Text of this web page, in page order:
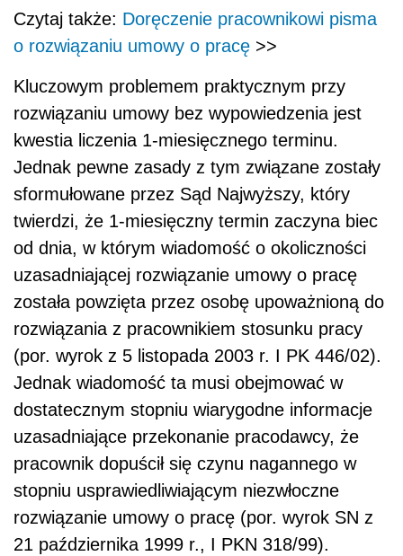
Czytaj także: Doręczenie pracownikowi pisma
o rozwiązaniu umowy o pracę >>
Kluczowym problemem praktycznym przy
rozwiązaniu umowy bez wypowiedzenia jest
kwestia liczenia 1-miesięcznego terminu.
Jednak pewne zasady z tym związane zostały
sformułowane przez Sąd Najwyższy, który
twierdzi, że 1-miesięczny termin zaczyna biec
od dnia, w którym wiadomość o okoliczności
uzasadniającej rozwiązanie umowy o pracę
została powzięta przez osobę upoważnioną do
rozwiązania z pracownikiem stosunku pracy
(por. wyrok z 5 listopada 2003 r. I PK 446/02).
Jednak wiadomość ta musi obejmować w
dostatecznym stopniu wiarygodne informacje
uzasadniające przekonanie pracodawcy, że
pracownik dopuścił się czynu nagannego w
stopniu usprawiedliwiającym niezwłoczne
rozwiązanie umowy o pracę (por. wyrok SN z
21 października 1999 r., I PKN 318/99).